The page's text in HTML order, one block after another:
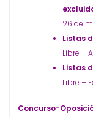
26 de
Listas
Libre –
Listas
Libre –
Concurso-